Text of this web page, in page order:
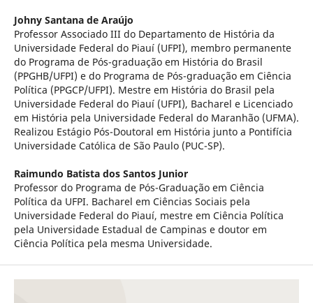
Johny Santana de Araújo
Professor Associado III do Departamento de História da
Universidade Federal do Piauí (UFPI), membro permanente
do Programa de Pós-graduação em História do Brasil
(PPGHB/UFPI) e do Programa de Pós-graduação em Ciência
Política (PPGCP/UFPI). Mestre em História do Brasil pela
Universidade Federal do Piauí (UFPI), Bacharel e Licenciado
em História pela Universidade Federal do Maranhão (UFMA).
Realizou Estágio Pós-Doutoral em História junto a Pontifícia
Universidade Católica de São Paulo (PUC-SP).
Raimundo Batista dos Santos Junior
Professor do Programa de Pós-Graduação em Ciência
Política da UFPI. Bacharel em Ciências Sociais pela
Universidade Federal do Piauí, mestre em Ciência Política
pela Universidade Estadual de Campinas e doutor em
Ciência Política pela mesma Universidade.